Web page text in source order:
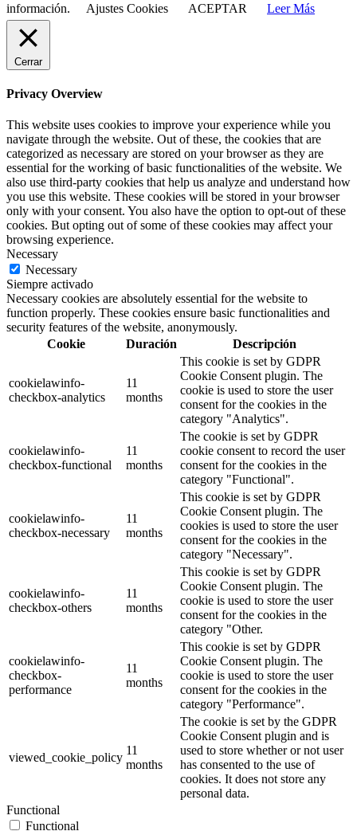
información.
Ajustes Cookies ACEPTAR Leer Más
Cerrar
Privacy Overview
This website uses cookies to improve your experience while you
navigate through the website. Out of these, the cookies that are
categorized as necessary are stored on your browser as they are
essential for the working of basic functionalities of the website. We
also use third-party cookies that help us analyze and understand how
you use this website. These cookies will be stored in your browser
only with your consent. You also have the option to opt-out of these
cookies. But opting out of some of these cookies may affect your
browsing experience.
Necessary
Necessary
Siempre activado
Necessary cookies are absolutely essential for the website to
function properly. These cookies ensure basic functionalities and
security features of the website, anonymously.
Cookie
Duración Descripción
cookielawinfo-
checkbox-analytics
11
months
This cookie is set by GDPR
Cookie Consent plugin. The
cookie is used to store the user
consent for the cookies in the
category "Analytics".
cookielawinfo-
checkbox-functional
11
months
The cookie is set by GDPR
cookie consent to record the user
consent for the cookies in the
category "Functional".
cookielawinfo-
checkbox-necessary
11
months
This cookie is set by GDPR
Cookie Consent plugin. The
cookies is used to store the user
consent for the cookies in the
category "Necessary".
cookielawinfo-
checkbox-others
11
months
This cookie is set by GDPR
Cookie Consent plugin. The
cookie is used to store the user
consent for the cookies in the
category "Other.
cookielawinfo-
checkbox-
performance
11
months
This cookie is set by GDPR
Cookie Consent plugin. The
cookie is used to store the user
consent for the cookies in the
category "Performance".
viewed_cookie_policy
11
months
The cookie is set by the GDPR
Cookie Consent plugin and is
used to store whether or not user
has consented to the use of
cookies. It does not store any
personal data.
Functional
Functional